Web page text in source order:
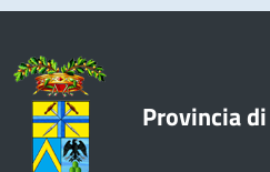
Provincia